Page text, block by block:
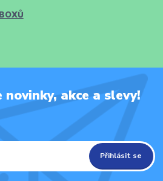
novinky, akce a slevy!
Přihlásit se